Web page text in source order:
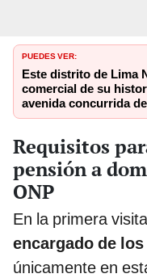
PUEDES VER:
Este distrito de Lima
comercial de su
avenida concurrida
Requisitos
pensión a
ONP
En la primera
encargado de
únicamente en